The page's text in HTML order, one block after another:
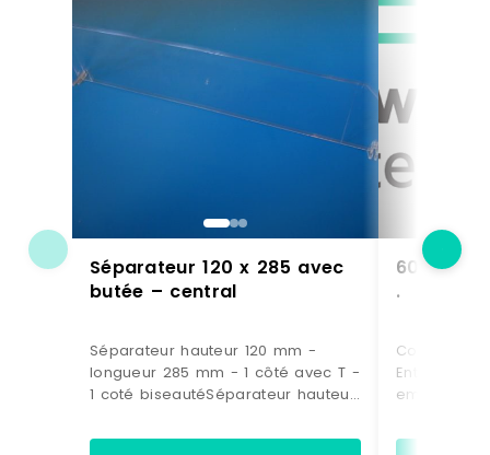
Séparateur 120 x 285 avec
butée – central
Séparateur hauteur 120 mm -
longueur 285 mm - 1 côté avec T -
1 coté biseautéSéparateur hauteur
mmEpaisseur 3 mmPolycarbonate
600mm
.
Enterprise
emballage